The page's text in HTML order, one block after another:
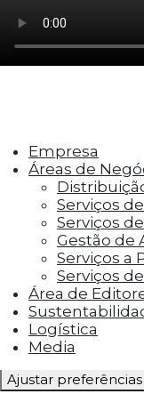
como os
cookies
as métricas do
rejeição,
conteúdo do
media,
terceiros.
Cookies
Os cookies
entregar aos
visitaram
campanha
Ajustar preferências
Empresa
Áreas de
Serviços
Serviços
Gestão de
Serviços a
Serviços
Área de
Logística
Media